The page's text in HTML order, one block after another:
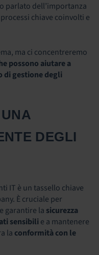
parlato dell’importanza
chiave coinvolti e
ma ci concentreremo
possono aiutare a
di gestione degli
DEGLI
IT è un tassello chiave
È cruciale per
e garantire la sicurezza
sensibilie a mantenere
la conformità con le